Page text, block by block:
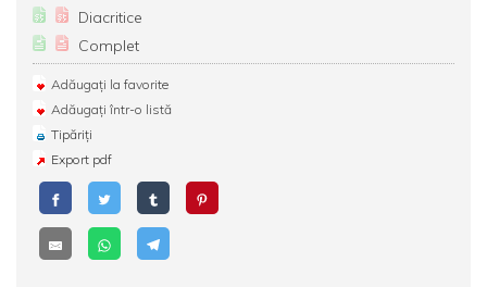
Diacritice
Complet
Adăugați la favorite
Adăugați într-o listă
Tipăriți
Export pdf